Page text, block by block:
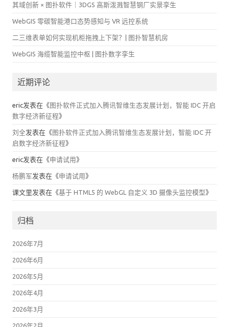
其域创新 × 图扑软件｜3DGS 高斯泼溅智慧钢厂实景孪生
WebGIS 零碳智能港口态势感知与 VR 远控系统
二三维表单如何实现机柜拖拽上下架？| 图扑智慧机房
WebGIS 海缆智能监控中枢 | 图扑数字孪生
近期评论
eric发表在《图扑软件正式加入腾讯智维生态发展计划，智能 IDC 开启
数字经济新征程》
刘全发表在《图扑软件正式加入腾讯智维生态发展计划，智能 IDC 开
启数字经济新征程》
eric发表在《申请试用》
杨鹏军发表在《申请试用》
课文里发表在《基于 HTML5 的 WebGL 自定义 3D 摄像头监控模型》
归档
2026年7月
2026年6月
2026年5月
2026年4月
2026年3月
2026年2月